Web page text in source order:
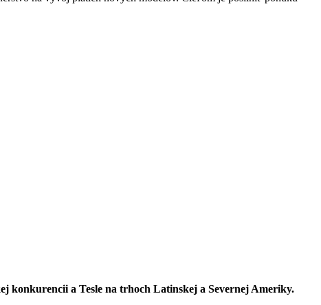
konkurencii a Tesle na trhoch Latinskej a Severnej Ameriky.